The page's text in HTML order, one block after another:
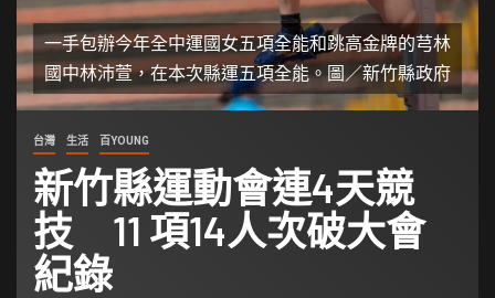
一手包辦今年全中運國女五項全能和跳高金牌的芎林
國中林沛萱，在本次縣運五項全能。圖／新竹縣政府
台灣 生活 百YOUNG
新竹縣運動會連4天競
技 11 項14人次破大會
紀錄